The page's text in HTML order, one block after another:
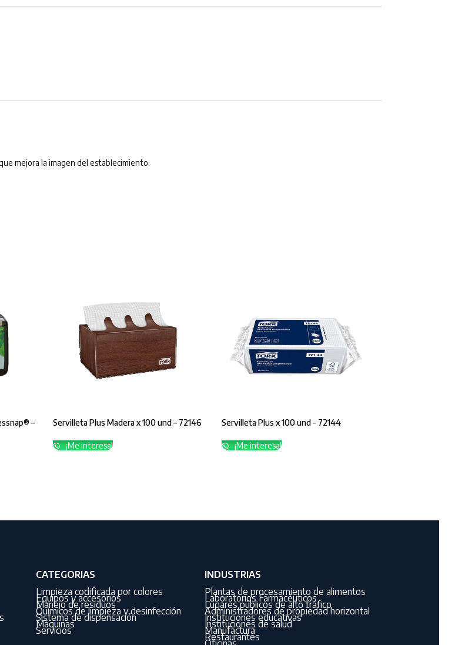
mejora la imagen del establecimiento.
–
Servilleta Plus Madera x 100 und – 72146
¡Me interesa!
Servilleta Plus x 100 und – 72144
¡Me interesa!
CATEGORIAS
Limpieza codificada por colores
Equipos y accesorios
Manejo de residuos
Químicos de limpieza y desinfección
Sistema de dispensación
Máquinas
Servicios
INDUSTRIAS
Plantas de procesamiento de alimentos
Laboratorios Farmacéuticos
Lugares públicos de alto tráfico
Administradores de propiedad horizontal
Instituciones educativas
Instituciones de salud
Manufactura
Restaurantes